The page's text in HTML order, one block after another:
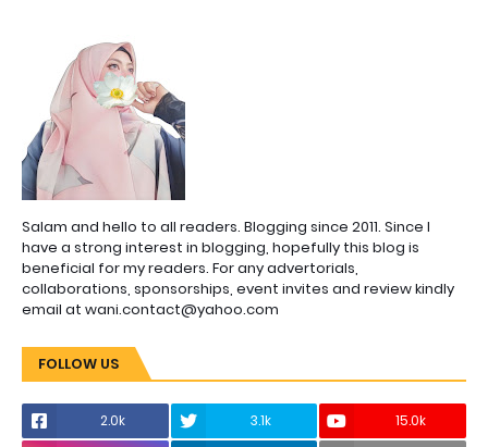
Salam and hello to all readers. Blogging since 2011. Since I
have a strong interest in blogging, hopefully this blog is
beneficial for my readers. For any advertorials,
collaborations, sponsorships, event invites and review kindly
email at wani.contact@yahoo.com
FOLLOW US
2.0k 3.1k
15.0k